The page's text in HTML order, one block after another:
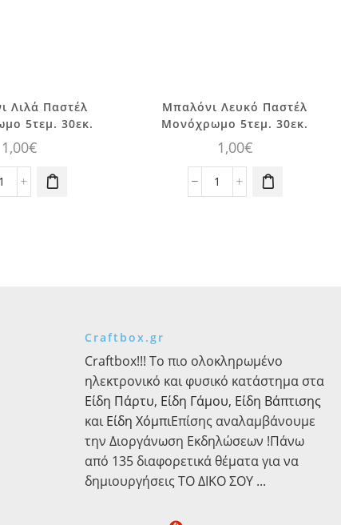
Λιλά Παστέλ
5τεμ. 30εκ.
1,00€
Μπαλόνι
Μπαλόνι Λευκό Παστέλ
Μονόχρωμο 5τεμ. 30εκ.
1,00€
Μπαλόνι
Craftbox.gr
Craftbox!!! Το πιο ολοκληρωμένο
ηλεκτρονικό και φυσικό κατάστημα στα
Είδη Πάρτυ, Είδη Γάμου, Είδη Βάπτισης
και Είδη ΧόμπιΕπίσης αναλαμβάνουμε
την Διοργάνωση Εκδηλώσεων !Πάνω
από 135 διαφορετικά θέματα για να
δημιουργήσεις ΤΟ ΔΙΚΟ ΣΟΥ ...